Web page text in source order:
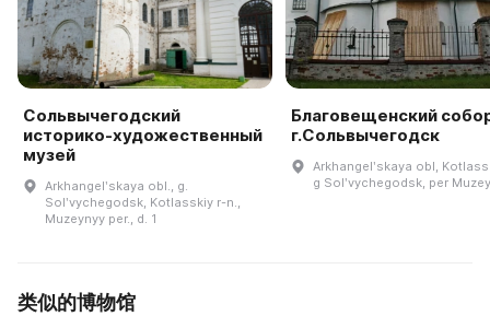
Сольвычегодский
историко-художественный
музей
Arkhangelʹskaya obl., g.
Solʹvychegodsk, Kotlasskiy r-n.,
Muzeynyy per., d. 1
Благовещенский
г.Сольвычегодск
Arkhangelʹskaya obl,
g Solʹvychegodsk, per
类似的博物馆